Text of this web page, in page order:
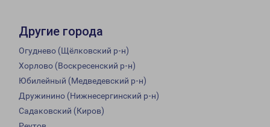
Другие города
Огуднево (Щёлковский р-н)
Хорлово (Воскресенский р-н)
Юбилейный (Медведевский р-н)
Дружинино (Нижнесергинский р-н)
Садаковский (Киров)